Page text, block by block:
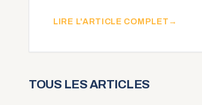
LIRE L'ARTICLE COMPLET →
TOUS LES ARTICLES